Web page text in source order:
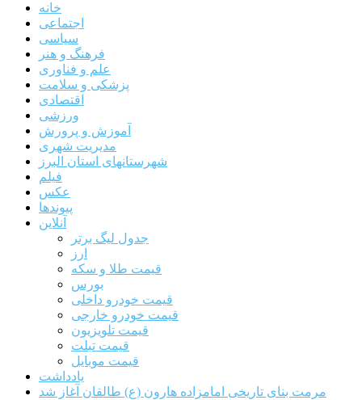
خانه
اجتماعی
سیاسی
فرهنگ و هنر
علم و فناوری
پزشکی و سلامت
اقتصادی
ورزشی
آموزش و پرورش
مدیریت شهری
شهرستانهای استان البرز
فیلم
عکس
پیوندها
آنلاین
جدول لیگ برتر
ارز
قیمت طلا و سکه
بورس
قیمت خودرو داخلی
قیمت خودرو خارجی
قیمت تلویزیون
قیمت تبلت
قیمت موبایل
یادداشت
مرمت بنای تاریخی امامزاده هارون (ع) طالقان آغاز شد